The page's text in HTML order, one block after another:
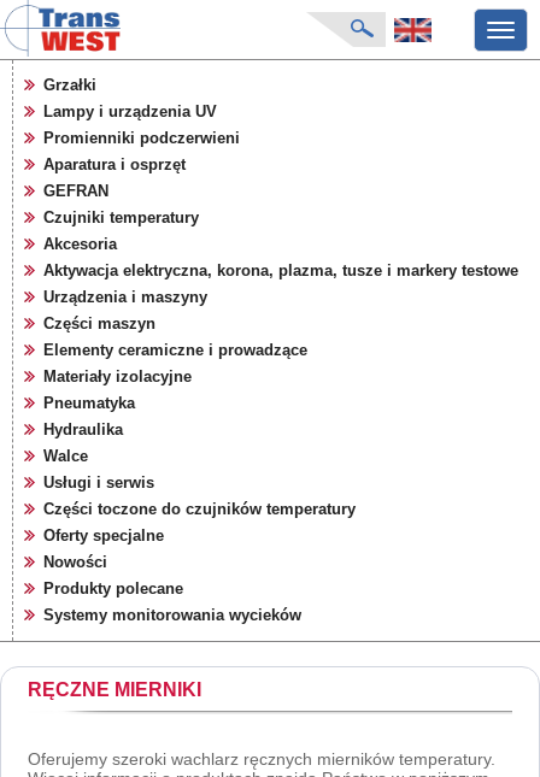
strona główna
aktualności
o firmie
katalog produktów
producenci
karty zapytań
pliki do pobrania
targi
Grzałki
Lampy i urządzenia UV
Promienniki podczerwieni
Aparatura i osprzęt
GEFRAN
Czujniki temperatury
Akcesoria
Aktywacja elektryczna, korona, plazma, tusze i markery testowe
Urządzenia i maszyny
Części maszyn
Elementy ceramiczne i prowadzące
Materiały izolacyjne
Pneumatyka
Hydraulika
Walce
Usługi i serwis
Części toczone do czujników temperatury
Oferty specjalne
Nowości
Produkty polecane
Systemy monitorowania wycieków
RĘCZNE MIERNIKI
Oferujemy szeroki wachlarz ręcznych mierników temperatury.